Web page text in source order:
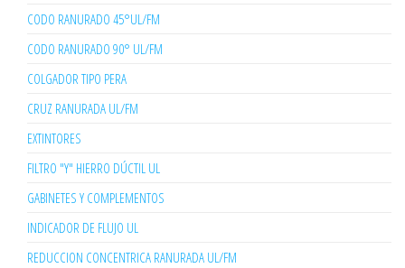
CODO RANURADO 45°UL/FM
CODO RANURADO 90° UL/FM
COLGADOR TIPO PERA
CRUZ RANURADA UL/FM
EXTINTORES
FILTRO "Y" HIERRO DÚCTIL UL
GABINETES Y COMPLEMENTOS
INDICADOR DE FLUJO UL
REDUCCION CONCENTRICA RANURADA UL/FM